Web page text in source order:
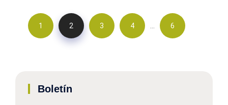
1 2 3 4 … 6
Boletín